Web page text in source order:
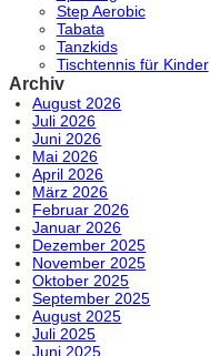
Step Aerobic
Tabata
Tanzkids
Tischtennis für Kinder
Archiv
August 2026
Juli 2026
Juni 2026
Mai 2026
April 2026
März 2026
Februar 2026
Januar 2026
Dezember 2025
November 2025
Oktober 2025
September 2025
August 2025
Juli 2025
Juni 2025